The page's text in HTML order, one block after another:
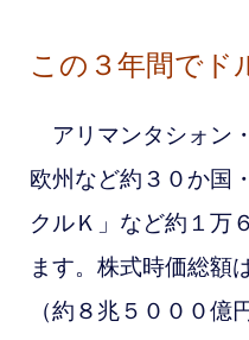
この３年間でド
アリマンタシォン
欧州など約３０か国
クルＫ」など約１万
ます。株式時価総額
（約８兆５０００億